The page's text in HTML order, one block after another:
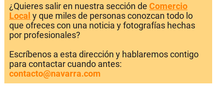
¿Quieres salir en nuestra sección de Comercio
Local y que miles de personas conozcan todo lo
que ofreces con una noticia y fotografías hechas
por profesionales?
Escríbenos a esta dirección y hablaremos contigo
para contactar cuando antes:
contacto@navarra.com